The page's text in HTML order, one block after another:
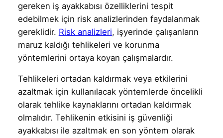
gereken iş ayakkabısı özelliklerini tespit
edebilmek için risk analizlerinden faydalanmak
gereklidir. Risk analizleri, işyerinde çalışanların
maruz kaldığı tehlikeleri ve korunma
yöntemlerini ortaya koyan çalışmalardır.
Tehlikeleri ortadan kaldırmak veya etkilerini
azaltmak için kullanılacak yöntemlerde öncelikli
olarak tehlike kaynaklarını ortadan kaldırmak
olmalıdır. Tehlikenin etkisini iş güvenliği
ayakkabısı ile azaltmak en son yöntem olarak